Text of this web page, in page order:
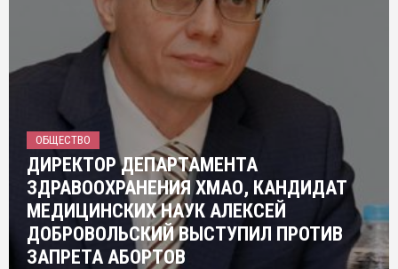
ОБЩЕСТВО
ДИРЕКТОР ДЕПАРТАМЕНТА
ЗДРАВООХРАНЕНИЯ ХМАО, КАНДИДАТ
МЕДИЦИНСКИХ НАУК АЛЕКСЕЙ
ДОБРОВОЛЬСКИЙ ВЫСТУПИЛ ПРОТИВ
ЗАПРЕТА АБОРТОВ